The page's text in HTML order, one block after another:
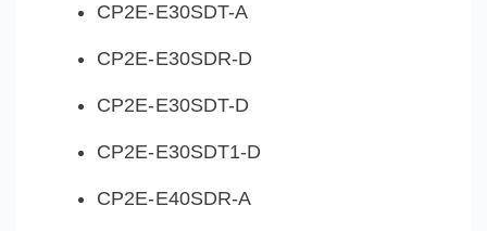
CP2E-E30SDT-A
CP2E-E30SDR-D
CP2E-E30SDT-D
CP2E-E30SDT1-D
CP2E-E40SDR-A